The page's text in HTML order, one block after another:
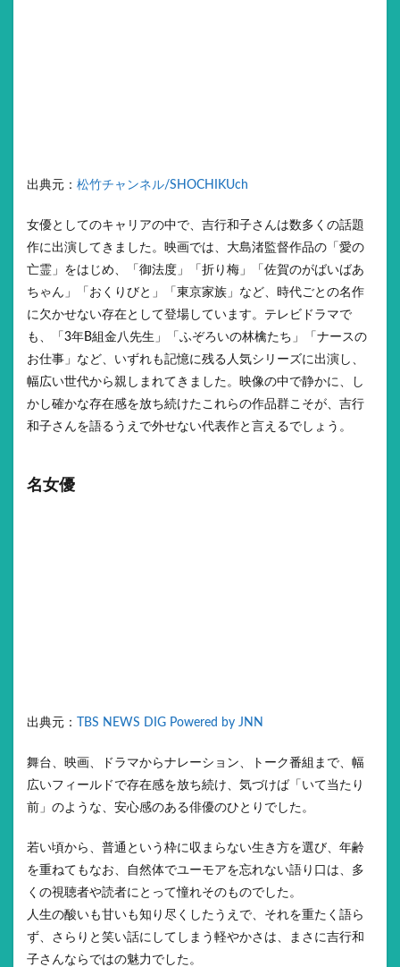
出典元： 松竹チャンネル/SHOCHIKUch
女優としてのキャリアの中で、吉行和子さんは数多くの話題
作に出演してきました。映画では、大島渚監督作品の「愛の
亡霊」をはじめ、「御法度」「折り梅」「佐賀のがばいばあ
ちゃん」「おくりびと」「東京家族」など、時代ごとの名作
に欠かせない存在として登場しています。テレビドラマで
も、「3年B組金八先生」「ふぞろいの林檎たち」「ナースの
お仕事」など、いずれも記憶に残る人気シリーズに出演し、
幅広い世代から親しまれてきました。映像の中で静かに、し
かし確かな存在感を放ち続けたこれらの作品群こそが、吉行
和子さんを語るうえで外せない代表作と言えるでしょう。
名女優
出典元： TBS NEWS DIG Powered by JNN
舞台、映画、ドラマからナレーション、トーク番組まで、幅
広いフィールドで存在感を放ち続け、気づけば「いて当たり
前」のような、安心感のある俳優のひとりでした。
若い頃から、普通という枠に収まらない生き方を選び、年齢
を重ねてもなお、自然体でユーモアを忘れない語り口は、多
くの視聴者や読者にとって憧れそのものでした。
人生の酸いも甘いも知り尽くしたうえで、それを重たく語ら
ず、さらりと笑い話にしてしまう軽やかさは、まさに吉行和
子さんならではの魅力でした。